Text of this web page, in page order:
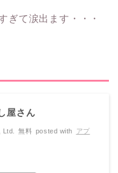
ぎて涙出ます・・・
屋さん
Ltd. 無料 posted with
アプ